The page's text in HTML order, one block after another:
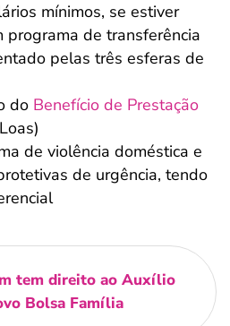
mínimos, se estiver
programa de transferência
pelas três esferas de
do Benefício de Prestação
de violência doméstica e
de urgência, tendo
tem direito ao Auxílio
Bolsa Família